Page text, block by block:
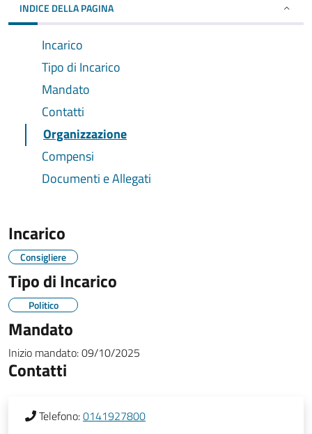
INDICE DELLA PAGINA
Incarico
Tipo di Incarico
Mandato
Contatti
Organizzazione
Compensi
Documenti e Allegati
Incarico
Consigliere
Tipo di Incarico
Politico
Mandato
Inizio mandato:09/10/2025
Contatti
Telefono:0141927800